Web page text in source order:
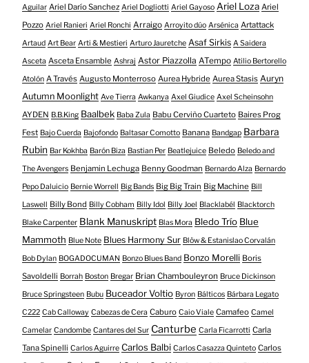
Aguilar Ariel Darío Sanchez Ariel Dogliotti Ariel Gayoso Ariel Loza Ariel
Pozzo Ariel Ranieri Ariel Ronchi Arraigo Arroyito dúo Arsénica Artattack
Artaud Art Bear Arti & Mestieri Arturo Jauretche Asaf Sirkis A Saidera
Asceta Asceta Ensamble Ashraj Astor Piazzolla ATempo Atilio Bertorello
Atolón A Través Augusto Monterroso Aurea Hybride Aurea Stasis Auryn
Autumn Moonlight Ave Tierra Awkanya Axel Giudice Axel Scheinsohn
AYDEN B.B.King Baalbek Baba Zula Babu Cerviño Cuarteto Baires Prog
Fest Bajo Cuerda Bajofondo Baltasar Comotto Banana Bandgap Barbara
Rubin Bar Kokhba Barón Biza Bastian Per Beatlejuice Beledo Beledo and
The Avengers Benjamin Lechuga Benny Goodman Bernardo Alza Bernardo
Pepo Daluicio Bernie Worrell Big Bands Big Big Train Big Machine Bill
Laswell
Billy Bond Billy Cobham Billy Idol Billy Joel Blacklabél Blacktorch
Blake Carpenter Blank Manuskript Blas Mora Bledo Trío Blue
Mammoth Blue Note Blues Harmony Sur Blöw & Estanislao Corvalán
Bob Dylan BOGADOCUMAN Bonzo Blues Band Bonzo Morelli Boris
Savoldelli Borrah Boston Bregar Brian Chambouleyron Bruce Dickinson
Bruce Springsteen Bubu Buceador Voltio Byron Bálticos Bárbara Legato
C222 Cab Calloway Cabezas de Cera Caburo Caio Viale Camafeo Camel
Camelar Candombe Cantares del Sur Canturbe Carla Ficarrotti Carla
Tana Spinelli Carlos Aguirre Carlos Balbi Carlos Casazza Quinteto Carlos